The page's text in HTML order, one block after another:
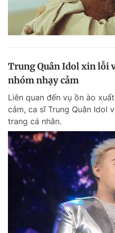
Trung Quân Idol xin lỗi
nhóm nhạy cảm
Liên quan đến vụ ồn ào
cảm, ca sĩ Trung Quân Idol
trang cá nhân.